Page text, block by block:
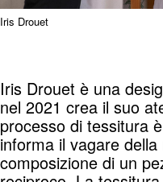
Iris Drouet
Iris Drouet è una
nel 2021 crea il suo
processo di tessitura
informa il vagare
composizione di un